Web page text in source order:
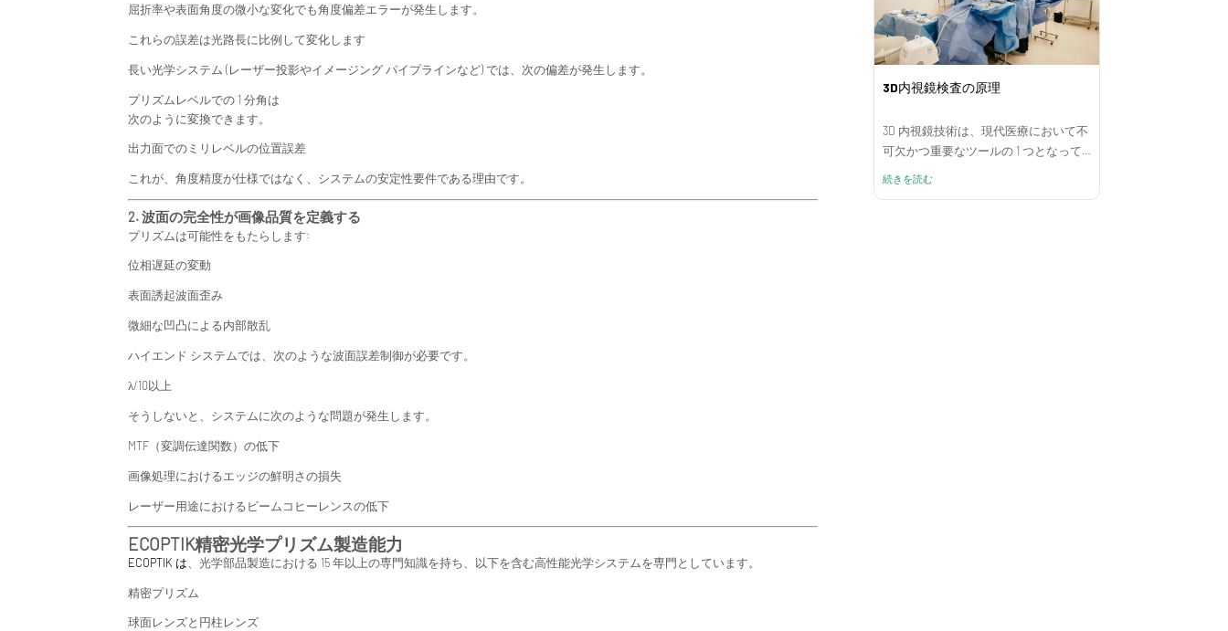
屈折率や表面角度の微小な変化でも角度偏差エラーが発生します。
これらの誤差は光路長に比例して変化します
長い光学システム (レーザー投影やイメージング パイプラインなど) では、次の偏差が発生します。
プリズムレベルでの 1 分角は
次のように変換できます。
出力面でのミリレベルの位置誤差
これが、角度精度が仕様ではなく、システムの安定性要件である理由です。
2. 波面の完全性が画像品質を定義する
プリズムは可能性をもたらします:
位相遅延の変動
表面誘起波面歪み
微細な凹凸による内部散乱
ハイエンド システムでは、次のような波面誤差制御が必要です。
λ/10以上
そうしないと、システムに次のような問題が発生します。
MTF（変調伝達関数）の低下
画像処理におけるエッジの鮮明さの損失
レーザー用途におけるビームコヒーレンスの低下
ECOPTIK精密光学プリズム製造能力
ECOPTIK は 、光学部品製造における 15 年以上の専門知識を持ち、以下を含む高性能光学システムを専門としています。
精密プリズム
球面レンズと円柱レンズ
3D内視鏡検査の原理
3D 内視鏡技術は、現代医療において不
可欠かつ重要なツールの 1 つとなってい
ます。これにより、医師は高度な光学
続きを読む